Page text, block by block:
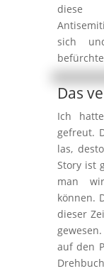
diese
sich
Das
Ich
gefreut.
las,
Story ist
man
können.
dieser
auf den